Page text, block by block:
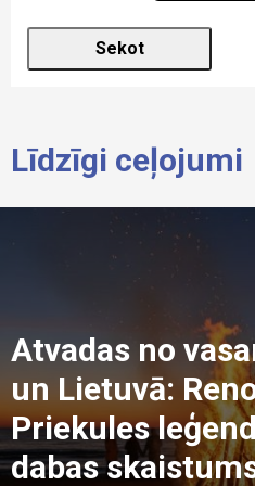
Līdzīgi ceļojumi
Atvadas no
un Lietuvā:
Priekules
dabas